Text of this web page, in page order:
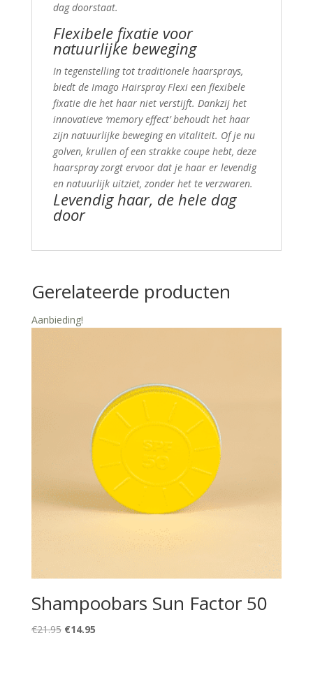
dag doorstaat.
Flexibele fixatie voor
natuurlijke beweging
In tegenstelling tot traditionele haarsprays,
biedt de Imago Hairspray Flexi een flexibele
fixatie die het haar niet verstijft. Dankzij het
innovatieve ‘memory effect’ behoudt het haar
zijn natuurlijke beweging en vitaliteit. Of je nu
golven, krullen of een strakke coupe hebt, deze
haarspray zorgt ervoor dat je haar er levendig
en natuurlijk uitziet, zonder het te verzwaren.
Levendig haar, de hele dag
door
Gerelateerde producten
Aanbieding!
Shampoobars Sun Factor 50
€21.95 Oorspronkelijke
€14.95Huidige